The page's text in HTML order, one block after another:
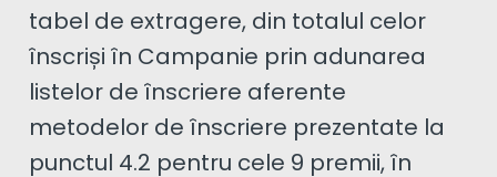
tabel de extragere, din totalul celor
înscriși în Campanie prin adunarea
listelor de înscriere aferente
metodelor de înscriere prezentate la
punctul 4.2 pentru cele 9 premii, în